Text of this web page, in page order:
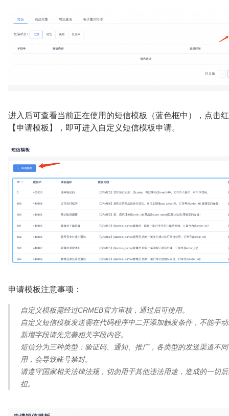
进入后可查看当前正在使用的短信模板（蓝色框中），点击
【申请模板】，即可进入自定义短信模板申请。
申请模板注意事项：
自定义模板需经过CRMEB官方审核，通过后可使用。
自定义短信模板发送需在代码程序中二开添加触发条件，不能手
新增字段请先完善相关字段内容。
短信分为三种类型：验证码、通知、推广，各类型的发送渠道不
用，会导致账号禁封。
请遵守国家相关法律法规，切勿用于其他违法用途，造成的一切
担。